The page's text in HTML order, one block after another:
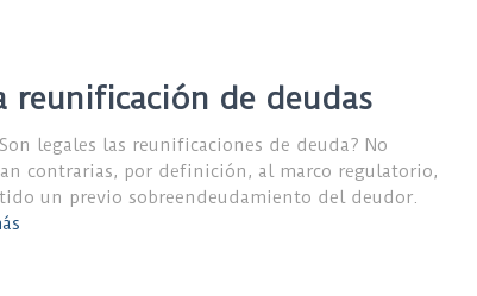
reunificación de deudas
legales las reunificaciones de deuda? No
contrarias, por definición, al marco regulatorio,
un previo sobreendeudamiento del deudor.